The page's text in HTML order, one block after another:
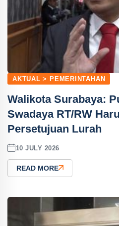
AKTUAL > PEMERINTAHAN
Walikota Surabaya:
Swadaya RT/RW
Persetujuan Lurah
10 JULY 2026
READ MORE